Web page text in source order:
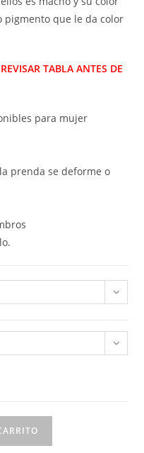
pigmento que le da color
TABLA ANTES DE
para mujer
prenda se deforme o